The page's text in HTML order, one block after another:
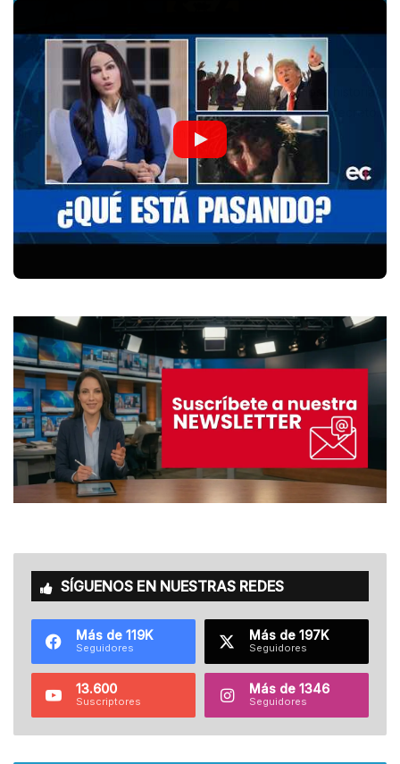
Esta temporada se suele hablar mucho de la hermosa historia
del nacimiento de Jesús, una historia con un mensaje secreto.
Sin embargo en esta oportunidad…
SÍGUENOS EN NUESTRAS REDES
Más de 119K
Seguidores
Más de 197K
Seguidores
13.600
Suscriptores
Más de 1346
Seguidores